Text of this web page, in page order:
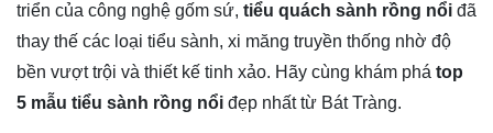
triển của công nghệ gốm sứ, tiểu quách sành rồng nổi đã
thay thế các loại tiểu sành, xi măng truyền thống nhờ độ
bền vượt trội và thiết kế tinh xảo. Hãy cùng khám phá top
5 mẫu tiểu sành rồng nổi đẹp nhất từ Bát Tràng.